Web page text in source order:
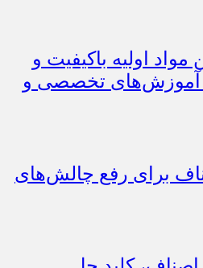
اولیه باکیفیت و
آموزش‌های تخصصی و
برای رفع چالش‌های